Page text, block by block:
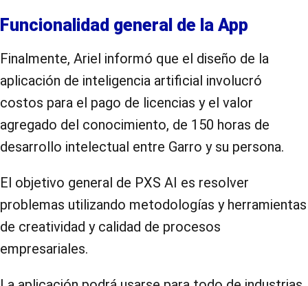
Funcionalidad general de la App
Finalmente, Ariel informó que el diseño de la
aplicación de inteligencia artificial involucró
costos para el pago de licencias y el valor
agregado del conocimiento, de 150 horas de
desarrollo intelectual entre Garro y su persona.
El objetivo general de PXS AI es resolver
problemas utilizando metodologías y herramientas
de creatividad y calidad de procesos
empresariales.